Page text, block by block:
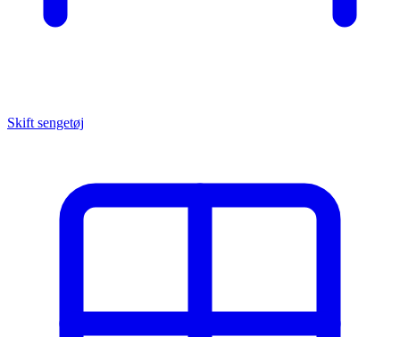
Skift sengetøj